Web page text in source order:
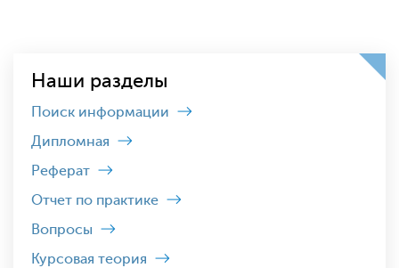
Наши разделы
Поиск информации
Дипломная
Реферат
Отчет по практике
Вопросы
Курсовая теория